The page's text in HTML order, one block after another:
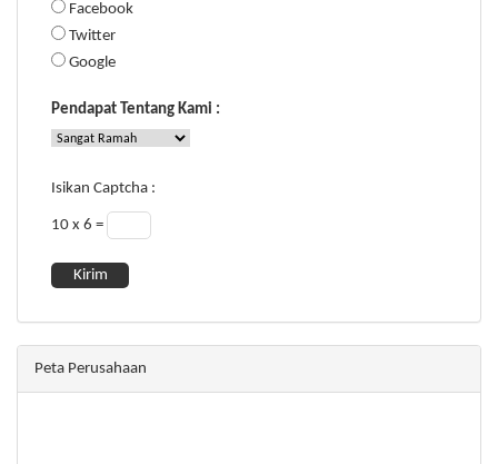
Facebook
Twitter
Google
Pendapat Tentang Kami :
Isikan Captcha :
10 x 6 =
Peta Perusahaan